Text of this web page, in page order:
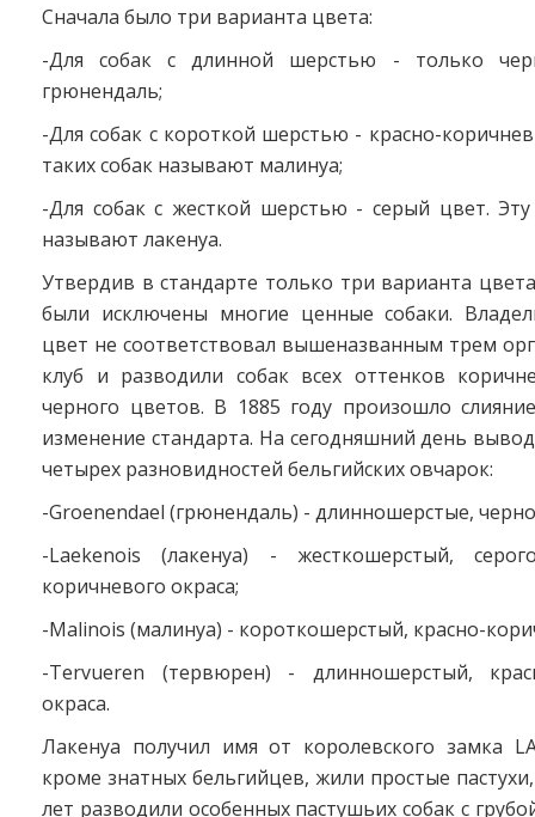
Сначала было три варианта цвета:
-Для собак с длинной шерстью - только
грюнендаль;
-Для собак с короткой шерстью - красно-
таких собак называют малинуа;
-Для собак с жесткой шерстью - серый цвет. Эту
называют лакенуа.
Утвердив в стандарте только три варианта
были исключены многие ценные собаки.
цвет не соответствовал вышеназванным трем
клуб и разводили собак всех оттенков
черного цветов. В 1885 году произошло
изменение стандарта. На сегодняшний день
четырех разновидностей бельгийских овчарок:
-Groenendael (грюнендаль) - длинношерстые,
-Laekenois (лакенуа) - жесткошерстый,
коричневого окраса;
-Malinois (малинуа) - короткошерстый, красно-
-Tervueren (тервюрен) - длинношерстый,
окраса.
Лакенуа получил имя от королевского замка
кроме знатных бельгийцев, жили простые
лет разводили особенных пастушьих собак с